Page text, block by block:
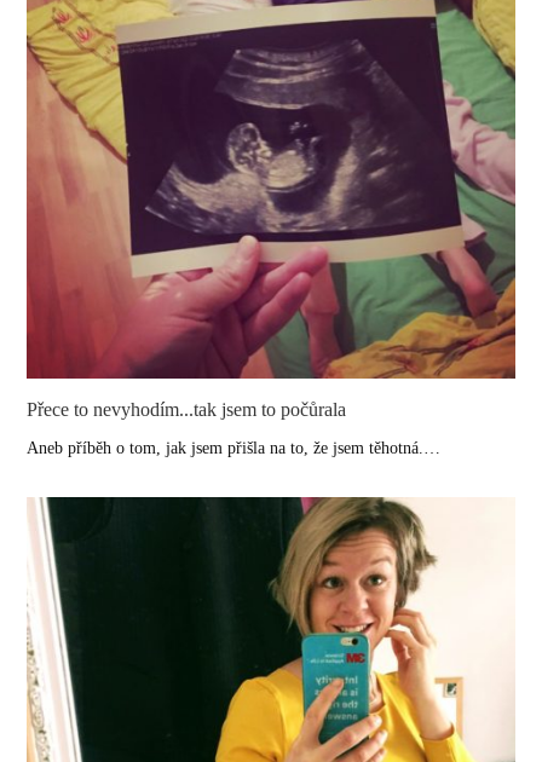
Přece to nevyhodím...tak jsem to počůrala
Aneb příběh o tom, jak jsem přišla na to, že jsem těhotná.…